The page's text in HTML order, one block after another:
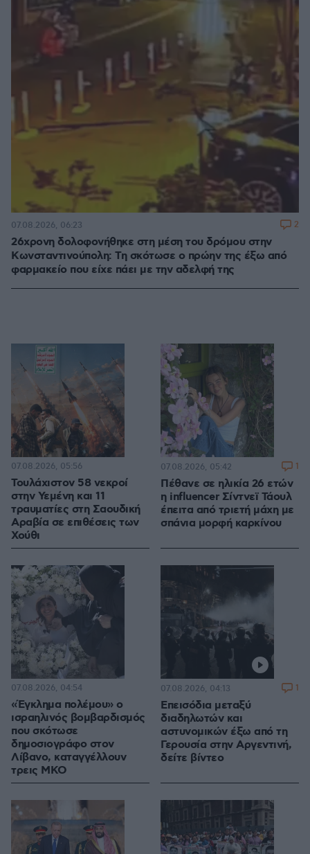
26χρονη δολοφονήθηκε στη μέση του δρόμου στην
Κωνσταντινούπολη: Τη σκότωσε ο πρώην της έξω από
φαρμακείο που είχε πάει με την αδελφή της
07.08.2026, 06:23 2
Τουλάχιστον 58 νεκροί
στην Υεμένη και 11
τραυματίες στη Σαουδική
Αραβία σε επιθέσεις των
Χούθι
07.08.2026, 05:56
Πέθανε σε ηλικία 26 ετών
η influencer Σίντνεϊ Τάουλ
έπειτα από τριετή μάχη με
σπάνια μορφή καρκίνου
07.08.2026, 05:42 1
«Έγκλημα πολέμου» ο
ισραηλινός βομβαρδισμός
που σκότωσε
δημοσιογράφο στον
Λίβανο, καταγγέλλουν
τρεις ΜΚΟ
07.08.2026, 04:54
Επεισόδια μεταξύ
διαδηλωτών και
αστυνομικών έξω από τη
Γερουσία στην Αργεντινή,
δείτε βίντεο
07.08.2026, 04:13 1